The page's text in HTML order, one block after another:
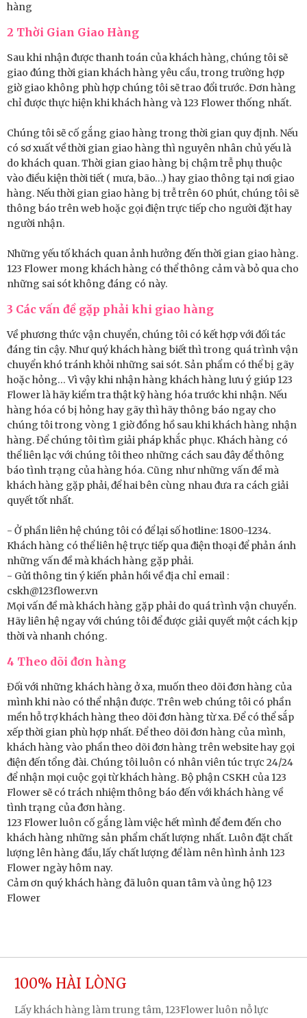
hàng
2 Thời Gian Giao Hàng
Sau khi nhận được thanh toán của khách hàng, chúng tôi sẽ
giao đúng thời gian khách hàng yêu cầu, trong trường hợp
giờ giao không phù hợp chúng tôi sẽ trao đổi trước. Đơn hàng
chỉ được thực hiện khi khách hàng và 123 Flower thống nhất.
Chúng tôi sẽ cố gắng giao hàng trong thời gian quy định. Nếu
có sơ xuất về thời gian giao hàng thì nguyên nhân chủ yếu là
do khách quan. Thời gian giao hàng bị chậm trễ phụ thuộc
vào điều kiện thời tiết ( mưa, bão…) hay giao thông tại nơi giao
hàng. Nếu thời gian giao hàng bị trễ trên 60 phút, chúng tôi sẽ
thông báo trên web hoặc gọi điện trực tiếp cho người đặt hay
người nhận.
Những yếu tố khách quan ảnh hưởng đến thời gian giao hàng.
123 Flower mong khách hàng có thể thông cảm và bỏ qua cho
những sai sót không đáng có này.
3 Các vấn đề gặp phải khi giao hàng
Về phương thức vận chuyển, chúng tôi có kết hợp với đối tác
đáng tin cậy. Như quý khách hàng biết thì trong quá trình vận
chuyển khó tránh khỏi những sai sót. Sản phẩm có thể bị gãy
hoặc hỏng… Vì vậy khi nhận hàng khách hàng lưu ý giúp 123
Flower là hãy kiểm tra thật kỹ hàng hóa trước khi nhận. Nếu
hàng hóa có bị hỏng hay gãy thì hãy thông báo ngay cho
chúng tôi trong vòng 1 giờ đồng hồ sau khi khách hàng nhận
hàng. Để chúng tôi tìm giải pháp khắc phục. Khách hàng có
thể liên lạc với chúng tôi theo những cách sau đây để thông
báo tình trạng của hàng hóa. Cũng như những vấn đề mà
khách hàng gặp phải, để hai bên cùng nhau đưa ra cách giải
quyết tốt nhất.
- Ở phần liên hệ chúng tôi có để lại số hotline: 1800-1234.
Khách hàng có thể liên hệ trực tiếp qua điện thoại để phản ánh
những vấn đề mà khách hàng gặp phải.
- Gửi thông tin ý kiến phản hồi về địa chỉ email :
cskh@123flower.vn
Mọi vấn đề mà khách hàng gặp phải do quá trình vận chuyển.
Hãy liên hệ ngay với chúng tôi để được giải quyết một cách kịp
thời và nhanh chóng.
4 Theo dõi đơn hàng
Đối với những khách hàng ở xa, muốn theo dõi đơn hàng của
mình khi nào có thể nhận được. Trên web chúng tôi có phần
mền hỗ trợ khách hàng theo dõi đơn hàng từ xa. Để có thể sắp
xếp thời gian phù hợp nhất. Để theo dõi đơn hàng của mình,
khách hàng vào phần theo dõi đơn hàng trên website hay gọi
điện đến tổng đài. Chúng tôi luôn có nhân viên túc trực 24/24
để nhận mọi cuộc gọi từ khách hàng. Bộ phận CSKH của 123
Flower sẽ có trách nhiệm thông báo đến với khách hàng về
tình trạng của đơn hàng.
123 Flower luôn cố gắng làm việc hết mình để đem đến cho
khách hàng những sản phẩm chất lượng nhất. Luôn đặt chất
lượng lên hàng đầu, lấy chất lượng để làm nên hình ảnh 123
Flower ngày hôm nay.
Cảm ơn quý khách hàng đã luôn quan tâm và ủng hộ 123
Flower
100% HÀI LÒNG
Lấy khách hàng làm trung tâm, 123Flower luôn nỗ lực